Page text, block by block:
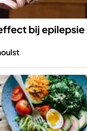
bij epilepsie